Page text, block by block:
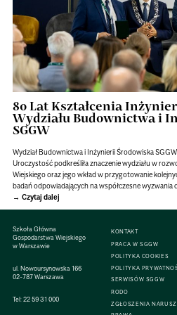
80 Lat Kształcenia
Wydziału Budownictwa i
SGGW
Wydział Budownictwa i Inżynierii Środowiska
Uroczystość podkreśliła znaczenie wydziału w
Wiejskiego oraz jego wkład w przygotowanie
badań odpowiadających na współczesne wyzwania
Czytaj dalej
Szkoła Główna
Gospodarstwa Wiejskiego
w Warszawie
ul. Nowoursynowska 166
02-787 Warszawa
Tel:22 59 31 000
KONTAKT
PRACA W SGGW
POLITYKA COOKIES
POLITYKA
SERWISÓW SGGW
RODO
ZGŁOSZENIA